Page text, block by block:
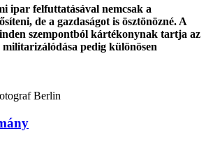
ipar felfuttatásával nemcsak a
de a gazdaságot is ösztönözné. A
szempontból kártékonynak tartja az
pedig különösen